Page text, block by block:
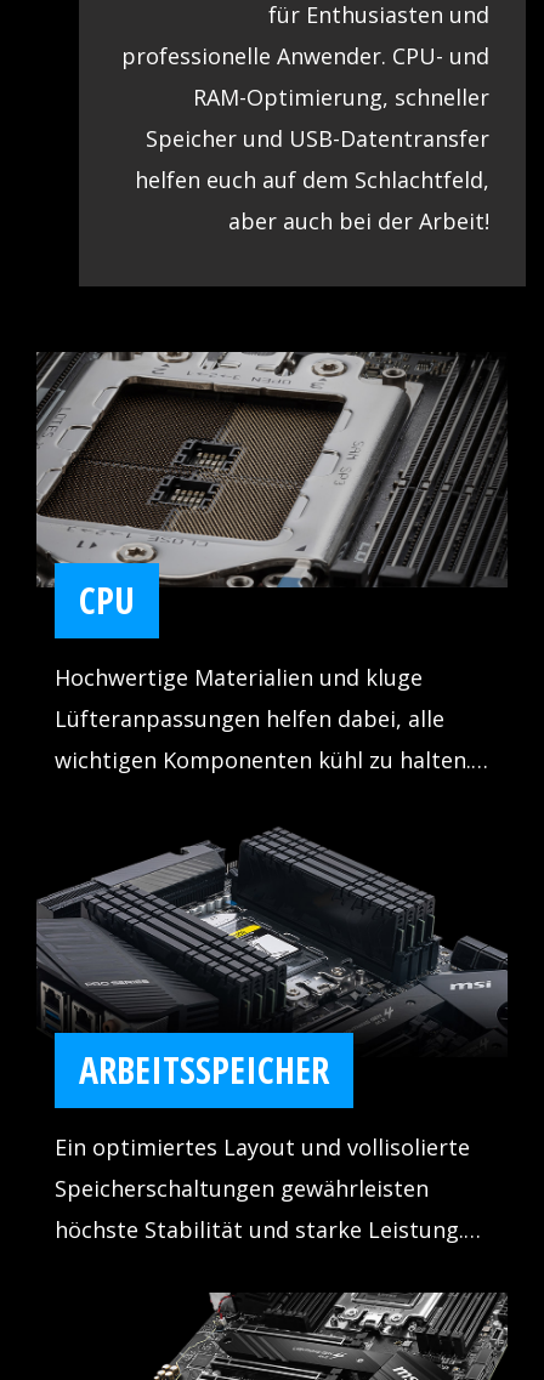
für Enthusiasten und
professionelle Anwender. CPU- und
RAM-Optimierung, schneller
Speicher und USB-Datentransfer
helfen euch auf dem Schlachtfeld,
aber auch bei der Arbeit!
CPU
Hochwertige Materialien und kluge
Lüfteranpassungen helfen dabei, alle
wichtigen Komponenten kühl zu halten.
stets Höchstleistung erbringen.
ARBEITSSPEICHER
Ein optimiertes Layout und vollisolierte
Speicherschaltungen gewährleisten
höchste Stabilität und starke Leistung.
Systemfehler mit MSI DDR4 BOOST.